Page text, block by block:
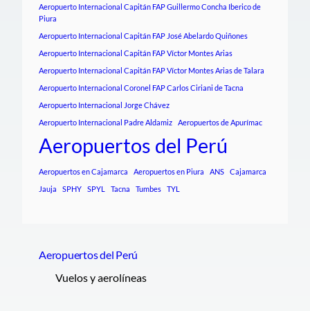
Aeropuerto Internacional Capitán FAP Guillermo Concha Iberico de
Piura
Aeropuerto Internacional Capitán FAP José Abelardo Quiñones
Aeropuerto Internacional Capitán FAP Víctor Montes Arias
Aeropuerto Internacional Capitán FAP Víctor Montes Arias de Talara
Aeropuerto Internacional Coronel FAP Carlos Ciriani de Tacna
Aeropuerto Internacional Jorge Chávez
Aeropuerto Internacional Padre Aldamiz
Aeropuertos de Apurímac
Aeropuertos del Perú
Aeropuertos en Cajamarca Aeropuertos en Piura ANS
Cajamarca
Jauja
SPHY SPYL Tacna Tumbes TYL
Aeropuertos del Perú
Vuelos y aerolíneas